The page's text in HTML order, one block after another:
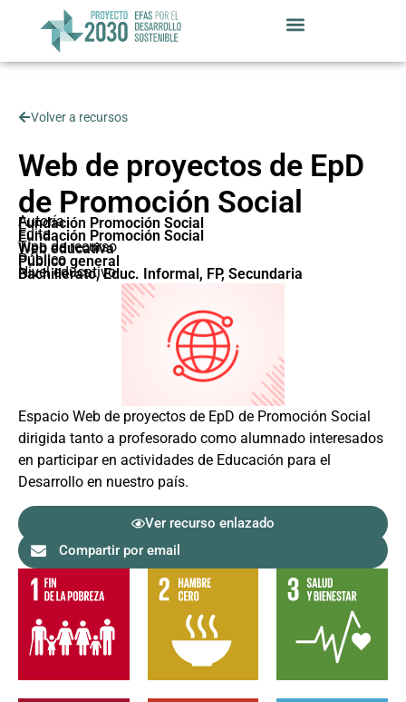
Volver a recursos
Web de proyectos de EpD
de Promoción Social
Autoría
Fundación Promoción Social
Edita
Fundación Promoción Social
Tipo de recurso
Web educativa
Público
Público general
Nivel educativo
Bachillerato,Educ. Informal, FP, Secundaria
Espacio Web de proyectos de EpD de Promoción Social
dirigida tanto a profesorado como alumnado interesados
en participar en actividades de Educación para el
Desarrollo en nuestro país.
Ver recurso enlazado
Compartir por email